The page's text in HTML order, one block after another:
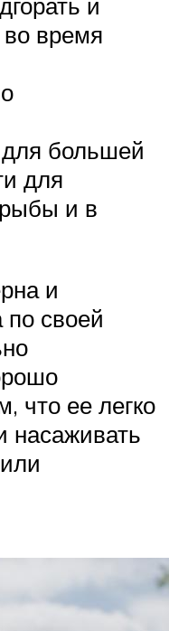
время
большей
для
рыбы и в
и
по своей
что ее легко
насаживать